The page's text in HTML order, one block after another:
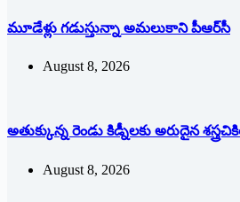
మూడేళ్లు గ‌డుస్తున్నా అమ‌లుకాని పీఆర్‌సీ
August 8, 2026
అతుక్కున్న రెండు కిడ్నీలకు అరుదైన
August 8, 2026